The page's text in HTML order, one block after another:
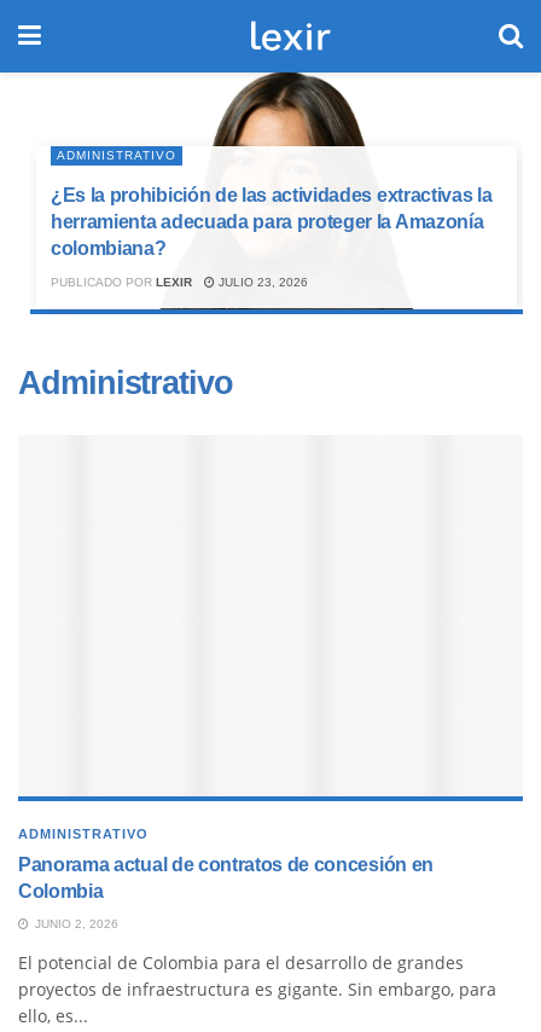
ADMINISTRATIVO
¿Es la prohibición de las actividades extractivas la
herramienta adecuada para proteger la Amazonía
colombiana?
PUBLICADO POR LEXIR JULIO 23, 2026
Administrativo
ADMINISTRATIVO
Panorama actual de contratos de concesión en
Colombia
JUNIO 2, 2026
El potencial de Colombia para el desarrollo de grandes
proyectos de infraestructura es gigante. Sin embargo, para
ello, es...